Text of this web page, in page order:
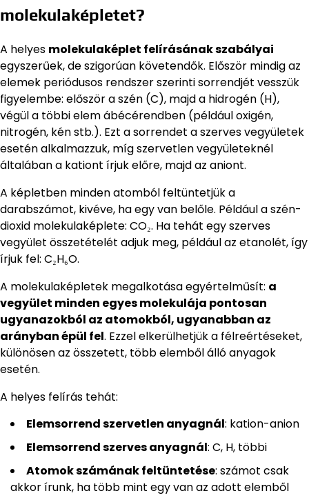
molekulaképletet?
A helyes molekulaképlet felírásának szabályai
egyszerűek, de szigorúan követendők. Először mindig az
elemek periódusos rendszer szerinti sorrendjét vesszük
figyelembe: először a szén (C), majd a hidrogén (H),
végül a többi elem ábécérendben (például oxigén,
nitrogén, kén stb.). Ezt a sorrendet a szerves vegyületek
esetén alkalmazzuk, míg szervetlen vegyületeknél
általában a kationt írjuk előre, majd az aniont.
A képletben minden atomból feltüntetjük a
darabszámot, kivéve, ha egy van belőle. Például a szén-
dioxid molekulaképlete: CO₂. Ha tehát egy szerves
vegyület összetételét adjuk meg, például az etanolét, így
írjuk fel: C₂H₆O.
A molekulaképletek megalkotása egyértelműsít: a
vegyület minden egyes molekulája pontosan
ugyanazokból az atomokból, ugyanabban az
arányban épül fel. Ezzel elkerülhetjük a félreértéseket,
különösen az összetett, több elemből álló anyagok
esetén.
A helyes felírás tehát:
Elemsorrend szervetlen anyagnál: kation-anion
Elemsorrend szerves anyagnál: C, H, többi
Atomok számának feltüntetése: számot csak
akkor írunk, ha több mint egy van az adott elemből